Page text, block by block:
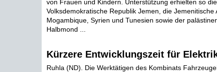
von Frauen und Kindern. Unterstützung erhielten so die
Volksdemokratische Republik Jemen, die Jemenitische
Mogambique, Syrien und Tunesien sowie der
Halbmond ...
Kürzere Entwicklungszeit für
Ruhla (ND). Die Werktätigen des Kombinats